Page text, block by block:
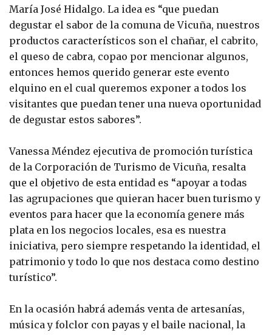
María José Hidalgo. La idea es “que puedan
degustar el sabor de la comuna de Vicuña, nuestros
productos característicos son el chañar, el cabrito,
el queso de cabra, copao por mencionar algunos,
entonces hemos querido generar este evento
elquino en el cual queremos exponer a todos los
visitantes que puedan tener una nueva oportunidad
de degustar estos sabores”.
Vanessa Méndez ejecutiva de promoción turística
de la Corporación de Turismo de Vicuña, resalta
que el objetivo de esta entidad es “apoyar a todas
las agrupaciones que quieran hacer buen turismo y
eventos para hacer que la economía genere más
plata en los negocios locales, esa es nuestra
iniciativa, pero siempre respetando la identidad, el
patrimonio y todo lo que nos destaca como destino
turístico”.
En la ocasión habrá además venta de artesanías,
música y folclor con payas y el baile nacional, la